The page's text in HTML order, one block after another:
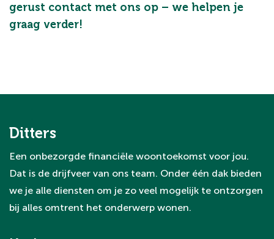
gerust contact met ons op – we helpen je
graag verder!
Ditters
Een onbezorgde financiële woontoekomst voor jou.
Dat is de drijfveer van ons team. Onder één dak bieden
we je alle diensten om je zo veel mogelijk te ontzorgen
bij alles omtrent het onderwerp wonen.